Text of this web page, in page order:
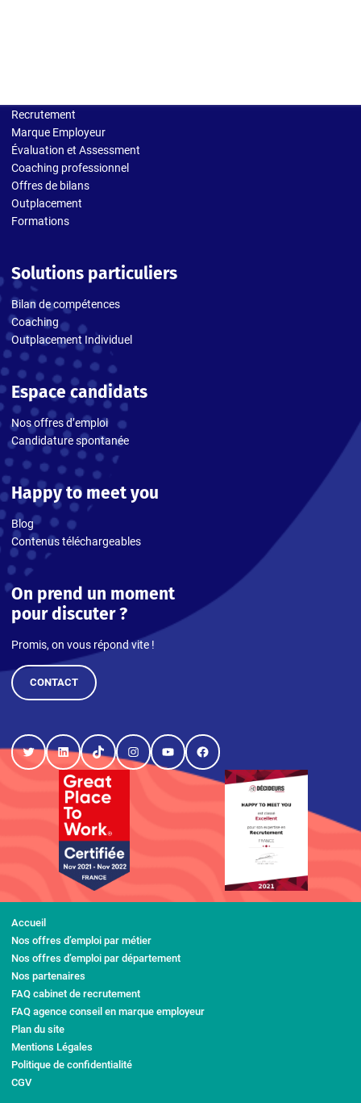
Recrutement
Marque Employeur
Évaluation et Assessment
Coaching professionnel
Offres de bilans
Outplacement
Formations
Solutions particuliers
Bilan de compétences
Coaching
Outplacement Individuel
Espace candidats
Nos offres d’emploi
Candidature spontanée
Happy to meet you
Blog
Contenus téléchargeables
On prend un moment
pour discuter ?
Promis, on vous répond vite !
CONTACT
TwitterLinkedInTikTokInstagram
YouTubeFacebook
Accueil
Nos offres d’emploi par métier
Nos offres d’emploi par département
Nos partenaires
FAQ cabinet de recrutement
FAQ agence conseil en marque employeur
Plan du site
Mentions Légales
Politique de confidentialité
CGV